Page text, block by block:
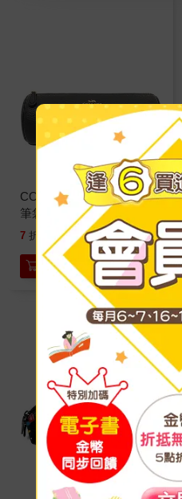
COACH 鵝卵石皮革圓筒
筆袋－黑色
7 折 特價 3980 元
加入購物車